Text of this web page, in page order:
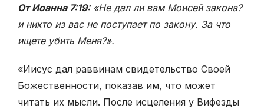
От Иоанна 7:19:«Не дал ли вам Моисей закона?
и никто из вас не поступает по закону. За что
ищете убить Меня?».
«Иисус дал раввинам свидетельство Своей
Божественности, показав им, что может
читать их мысли. После исцеления у Вифезды